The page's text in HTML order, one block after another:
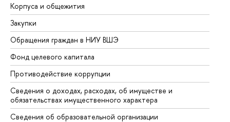
Корпуса и общежития
Закупки
Обращения граждан в НИУ ВШЭ
Фонд целевого капитала
Противодействие коррупции
Сведения о доходах, расходах, об имуществе и
обязательствах имущественного характера
Сведения об образовательной организации